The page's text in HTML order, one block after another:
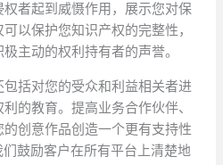
者起到威慑作用，展示您对保
以保护您知识产权的完整性，
主动的权利持有者的声誉。
括对您的受众和利益相关者进
的教育。提高业务合作伙伴、
创意作品创造一个更有支持性
鼓励客户在所有平台上清楚地